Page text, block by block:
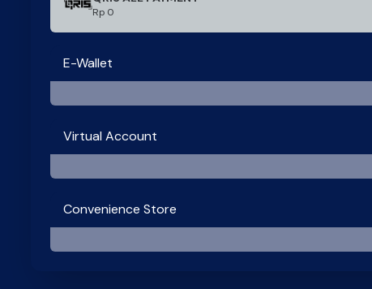
Rp 0
E-Wallet
OVO SHOPEEPAY
LinkAja DANA
Virtual Account
Bank Neo Commerce BRI
MANDIRI PERMATA
Convenience Store
ALFAMART